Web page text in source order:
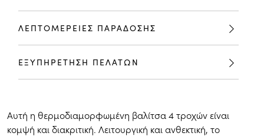
ΛΕΠΤΟΜΕΡΕΙΕΣ ΠΑΡΑΔΟΣΗΣ
ΕΞΥΠΗΡΕΤΗΣΗ ΠΕΛΑΤΩΝ
Αυτή η θερμοδιαμορφωμένη βαλίτσα 4 τροχών είναι
κομψή και διακριτική. Λειτουργική και ανθεκτική, το